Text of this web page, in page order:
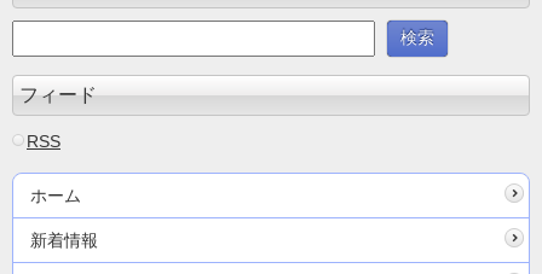
フィード
RSS
ホーム
新着情報